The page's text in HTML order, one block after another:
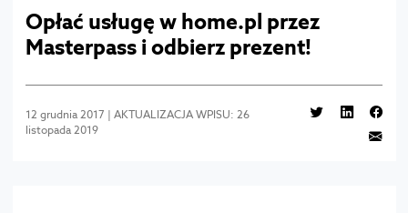
Opłać usługę w home.pl przez
Masterpass i odbierz prezent!
12 grudnia 2017 | AKTUALIZACJA WPISU: 26
listopada 2019